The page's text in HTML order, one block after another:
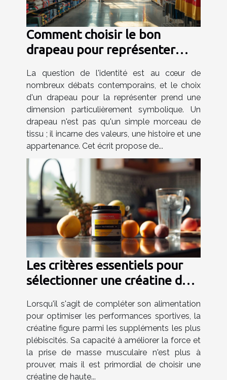
Comment choisir le bon
drapeau pour représenter
La question de l'identité est au cœur de
nombreux débats contemporains, et le choix
d'un drapeau pour la représenter prend une
dimension particulièrement symbolique. Un
drapeau n'est pas qu'un simple morceau de
tissu ; il incarne des valeurs, une histoire et une
appartenance. Cet écrit propose de...
Les critères essentiels pour
sélectionner une créatine de
Lorsqu'il s'agit de compléter son alimentation
pour optimiser les performances sportives, la
créatine figure parmi les suppléments les plus
plébiscités. Sa capacité à améliorer la force et
la prise de masse musculaire n'est plus à
prouver, mais il est primordial de choisir une
créatine de haute...